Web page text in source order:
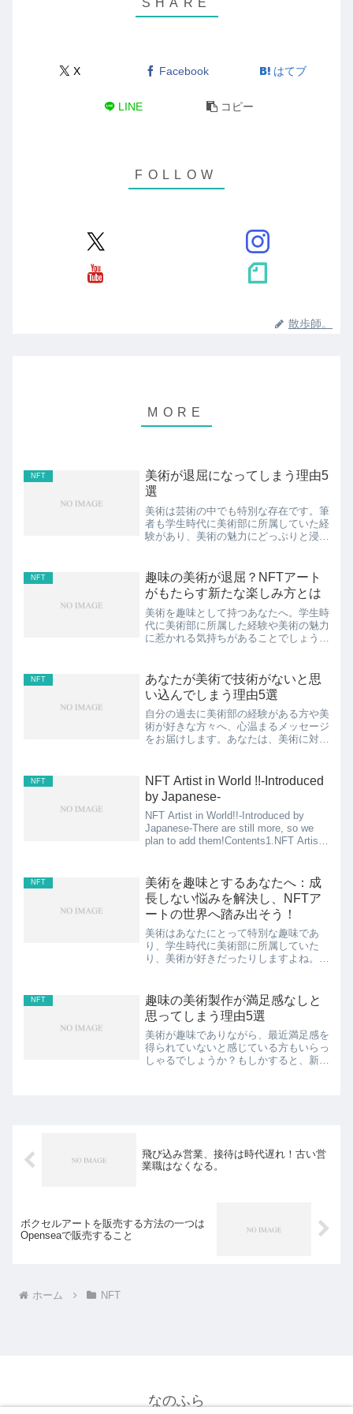
X Facebook はてブ
LINE コピー
散歩師。
NFT
美術が退屈になってしまう理由5
選
美術は芸術の中でも特別な存在です。筆
者も学生時代に美術部に所属していた経
験があり、美術の魅力にどっぷりと浸か
追われる中で、美術を楽しむ時間が減っ
てしまい、退屈を感じてし...
NFT
趣味の美術が退屈？NFTアート
がもたらす新たな楽しみ方とは
美術を趣味として持つあなたへ。学生時
代に美術部に所属した経験や美術の魅力
に惹かれる気持ちがあることでしょう。
では、美術の退屈を感じる理由と、その
新たな楽しみ方として注目...
NFT
あなたが美術で技術がないと思
い込んでしまう理由5選
自分の過去に美術部の経験がある方や美
術が好きな方々へ、心温まるメッセージ
をお届けします。あなたは、美術に対し
てください。この記事では、美術の楽し
み方やNFTアートに触れ...
NFT
NFT Artist in World !!-Introduced
by Japanese-
NFT Artist in World!!-Introduced by
Japanese-There are still more, so we
plan to add them!Contents1.NFT Artist
NFT
美術を趣味とするあなたへ：成
長しない悩みを解決し、NFTア
ートの世界へ踏み出そう！
美術はあなたにとって特別な趣味であ
り、学生時代に美術部に所属していた
り、美術が好きだったりしますよね。し
仕事や日常の忙しさに追われる中で、美
術への情熱を持ち続けるのは難...
NFT
趣味の美術製作が満足感なしと
思ってしまう理由5選
美術が趣味でありながら、最近満足感を
得られていないと感じている方もいらっ
しゃるでしょうか？もしかすると、新し
飛び込み営業、接待は時代遅れ！古い営
業職はなくなる。
ボクセルアートを販売する方法の一つは
Openseaで販売すること
ホーム NFT
なのふら